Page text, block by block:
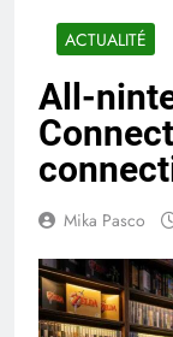
ACTUALITÉ
All-
Mika Pasco